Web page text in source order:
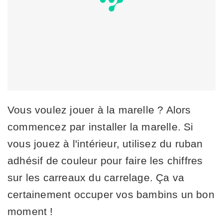
Vous voulez jouer à la marelle ? Alors
commencez par installer la marelle. Si
vous jouez à l'intérieur, utilisez du ruban
adhésif de couleur pour faire les chiffres
sur les carreaux du carrelage. Ça va
certainement occuper vos bambins un bon
moment !